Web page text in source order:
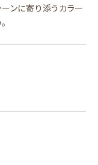
ンに寄り添うカラー